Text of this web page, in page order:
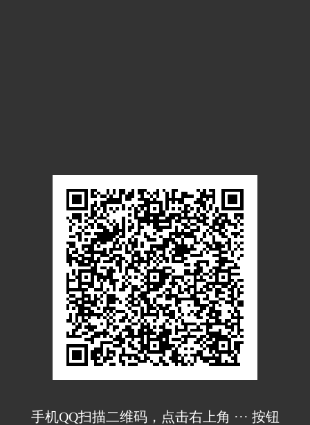
手机QQ扫描二维码，点击右上角 ··· 按钮